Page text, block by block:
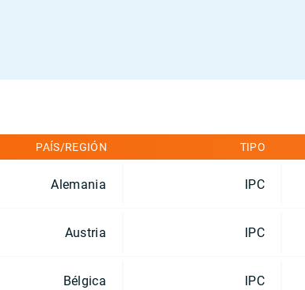
PAÍS/REGIÓN TIPO
Alemania IPC
Austria IPC
Bélgica IPC